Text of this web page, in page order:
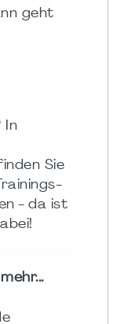
geht
In
Sie
- da ist